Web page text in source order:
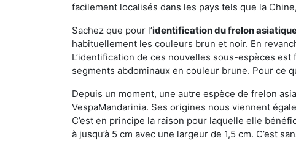
facilement localisés dans les pays tels que la Chine,
Sachez que pour l’identification du frelon
habituellement les couleurs brun et noir. En
L’identification de ces nouvelles sous-espèces
segments abdominaux en couleur brune. Pour ce
Depuis un moment, une autre espèce de frelon
VespaMandarinia. Ses origines nous viennent
C’est en principe la raison pour laquelle elle
à jusqu’à 5 cm avec une largeur de 1,5 cm. C’est